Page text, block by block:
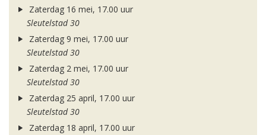
Zaterdag 16 mei, 17.00 uur
Sleutelstad 30
Zaterdag 9 mei, 17.00 uur
Sleutelstad 30
Zaterdag 2 mei, 17.00 uur
Sleutelstad 30
Zaterdag 25 april, 17.00 uur
Sleutelstad 30
Zaterdag 18 april, 17.00 uur